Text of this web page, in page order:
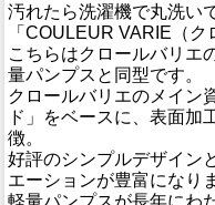
汚れたら洗濯機で丸洗い
「COULEUR VARIE（ク
こちらはクロールバリエ
量パンプスと同型です。
クロールバリエのメイン
ド」をベースに、表面加
徴。
好評のシンプルデザイン
エーションが豊富になり
軽量パンプスが長年にわ